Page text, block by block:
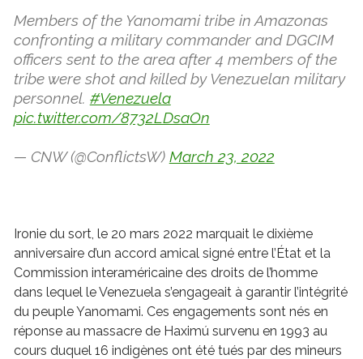
Members of the Yanomami tribe in Amazonas
confronting a military commander and DGCIM
officers sent to the area after 4 members of the
tribe were shot and killed by Venezuelan military
personnel. #Venezuela
pic.twitter.com/8732LDsaOn
— CNW (@ConflictsW) March 23, 2022
Ironie du sort, le 20 mars 2022 marquait le dixième
anniversaire d’un accord amical signé entre l’État et la
Commission interaméricaine des droits de l’homme
dans lequel le Venezuela s’engageait à garantir l’intégrité
du peuple Yanomami. Ces engagements sont nés en
réponse au massacre de Haximú survenu en 1993 au
cours duquel 16 indigènes ont été tués par des mineurs